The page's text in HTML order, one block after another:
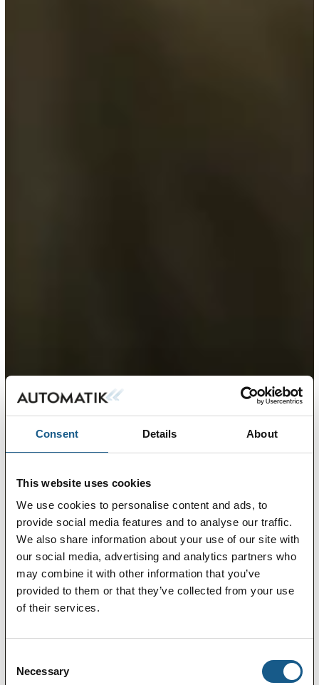
Consent Details About
This website uses cookies
We use cookies to personalise content and ads, to
provide social media features and to analyse our traffic.
We also share information about your use of our site with
our social media, advertising and analytics partners who
may combine it with other information that you’ve
provided to them or that they’ve collected from your use
of their services.
Selection
Necessary